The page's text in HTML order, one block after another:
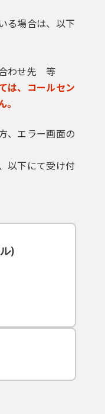
る場合は、以下
合わせ先 等
は、コールセン
、エラー画面の
以下にて受け付
)